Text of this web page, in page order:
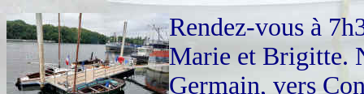
Rendez-vous à
Marie et Brigitte.
Germain, vers